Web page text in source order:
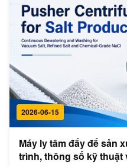
2026-06-15
Máy ly tâm đẩy để sản
trình, thông số kỹ thuật